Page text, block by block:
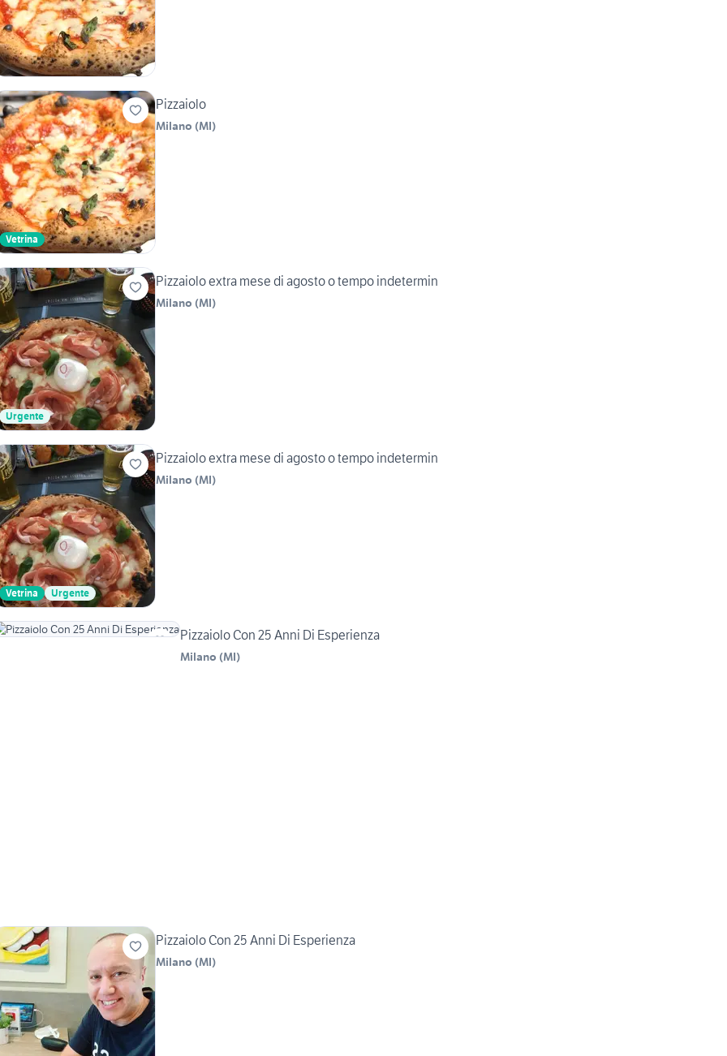
Vetrina
Pizzaiolo
Milano (MI)
Urgente
Pizzaiolo extra mese di agosto o tempo indetermin
Milano (MI)
Vetrina Urgente
Pizzaiolo extra mese di agosto o tempo indetermin
Milano (MI)
Pizzaiolo Con 25 Anni Di Esperienza
Milano (MI)
Pizzaiolo Con 25 Anni Di Esperienza
Milano (MI)